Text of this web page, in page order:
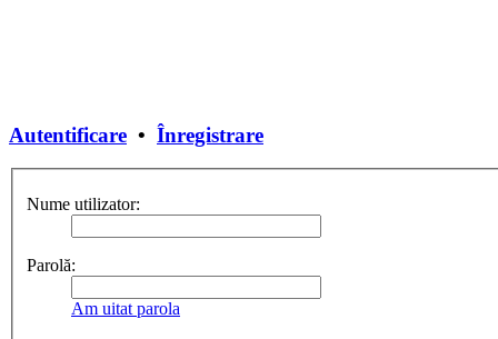
Autentificare • Înregistrare
Nume utilizator:
Parolă:
Am uitat parola